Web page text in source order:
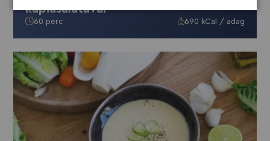
kápiasalátával
60 perc 690 kCal / adag